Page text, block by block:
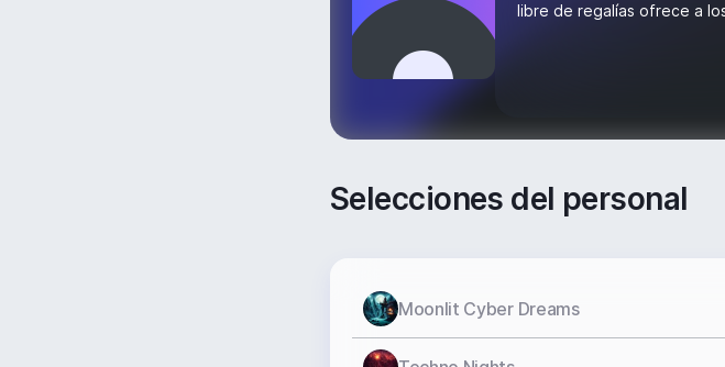
libre de regalías ofrece a
Selecciones del personal
Moonlit Cyber Dreams